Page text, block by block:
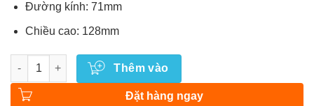
Đường kính: 71mm
Chiều cao: 128mm
Số lượng
Thêm vào
Đặt hàng ngay